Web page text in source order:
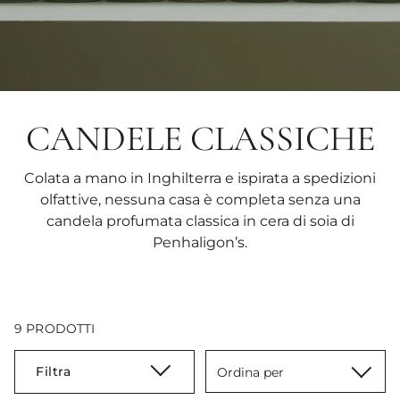
CANDELE CLASSICHE
Colata a mano in Inghilterra e ispirata a spedizioni
olfattive, nessuna casa è completa senza una
candela profumata classica in cera di soia di
Penhaligon’s.
9 PRODOTTI
Filtra Ordina per